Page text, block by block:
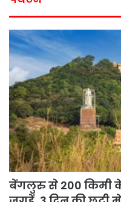
बेंगलुरु से 200 किमी